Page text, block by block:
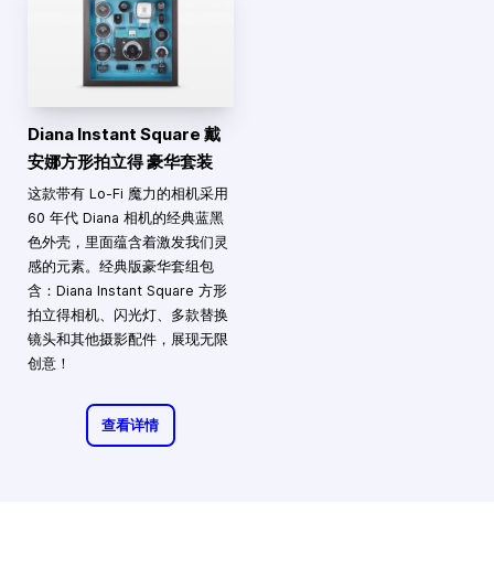
Diana Instant Square 戴
安娜方形拍立得 豪华套装
这款带有 Lo-Fi 魔力的相机采用
60 年代 Diana 相机的经典蓝黑
色外壳，里面蕴含着激发我们灵
感的元素。经典版豪华套组包
含：Diana Instant Square 方形
拍立得相机、闪光灯、多款替换
镜头和其他摄影配件，展现无限
创意！
查看详情